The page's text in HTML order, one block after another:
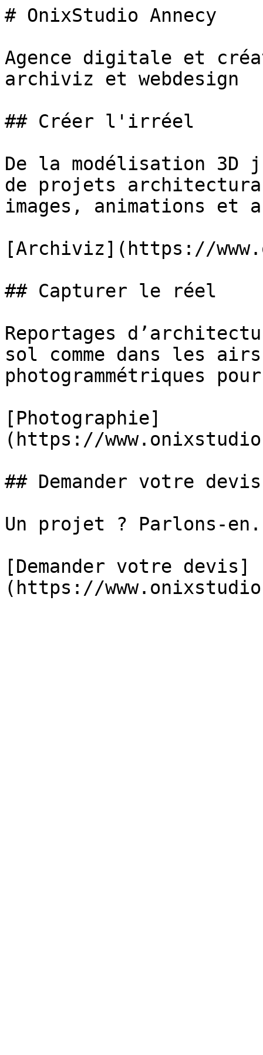
# OnixStudio Annecy
Agence digitale et
archiviz et webdesign
## Créer l'irréel
De la modélisation 3D
de projets
images, animations
[Archiviz](https://
## Capturer le réel
Reportages
sol comme dans les
photogrammétriques
[Photographie]
(https://
## Demander votre devis
Un projet ? Parlons-en.
[Demander votre devis]